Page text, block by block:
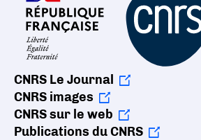
CNRS Le Journal
CNRS images
CNRS sur le web
Publications du CNRS